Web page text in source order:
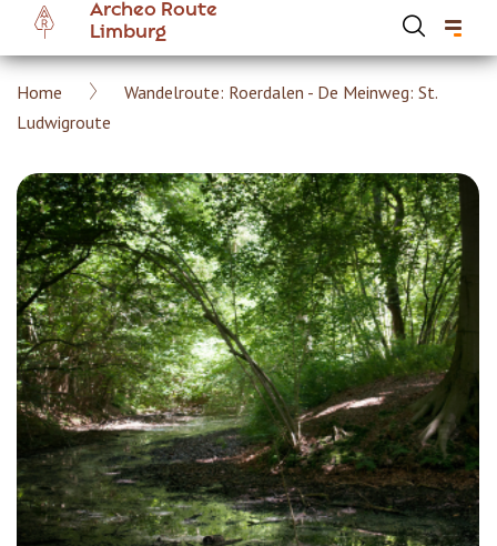
Overslaan
naar
inhoud
Archeo Route
Limburg
Kruimelpad
Home
Wandelroute: Roerdalen - De Meinweg: St.
Ludwigroute